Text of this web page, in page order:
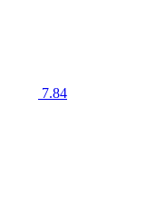
7.84